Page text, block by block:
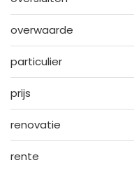
overwaarde
particulier
prijs
renovatie
rente